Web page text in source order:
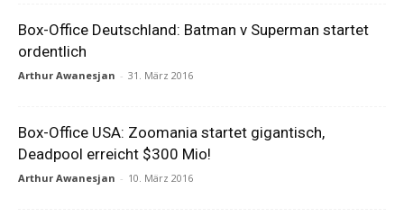
Box-Office Deutschland: Batman v Superman startet
ordentlich
Arthur Awanesjan - 31. März 2016
Box-Office USA: Zoomania startet gigantisch,
Deadpool erreicht $300 Mio!
Arthur Awanesjan - 10. März 2016